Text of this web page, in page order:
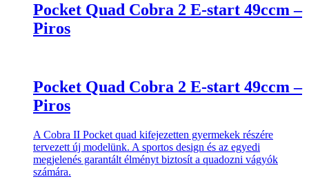
Pocket Quad Cobra 2 E-start 49ccm –
Piros
Pocket Quad Cobra 2 E-start 49ccm –
Piros
A Cobra II Pocket quad kifejezetten gyermekek részére
tervezett új modelünk. A sportos design és az egyedi
megjelenés garantált élményt biztosít a quadozni vágyók
számára.